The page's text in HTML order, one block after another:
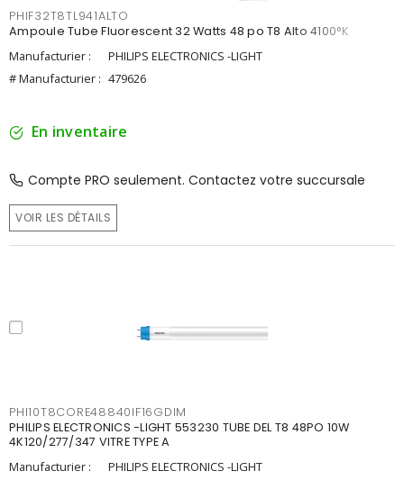
PHIF32T8TL941ALTO
Ampoule Tube Fluorescent 32 Watts 48 po T8 Alto 4100°K
Manufacturier :
PHILIPS ELECTRONICS -LIGHT
# Manufacturier : 479626
En inventaire
Compte PRO seulement. Contactez votre succursale
VOIR LES DÉTAILS
PHI10T8CORE48840IF16GDIM
PHILIPS ELECTRONICS -LIGHT 553230 TUBE DEL T8 48PO 10W
4K120/277/347 VITRE TYPE A
Manufacturier :
PHILIPS ELECTRONICS -LIGHT